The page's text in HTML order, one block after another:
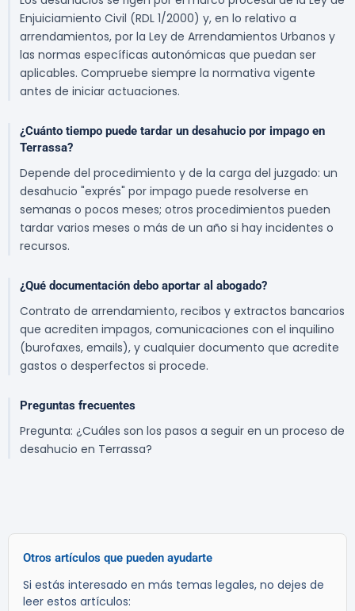
Enjuiciamiento Civil (RDL 1/2000) y, en lo relativo a
arrendamientos, por la Ley de Arrendamientos Urbanos y
las normas específicas autonómicas que puedan ser
aplicables. Compruebe siempre la normativa vigente
antes de iniciar actuaciones.
¿Cuánto tiempo puede tardar un desahucio por impago en
Terrassa?
Depende del procedimiento y de la carga del juzgado: un
desahucio "exprés" por impago puede resolverse en
semanas o pocos meses; otros procedimientos pueden
tardar varios meses o más de un año si hay incidentes o
recursos.
¿Qué documentación debo aportar al abogado?
Contrato de arrendamiento, recibos y extractos bancarios
que acrediten impagos, comunicaciones con el inquilino
(burofaxes, emails), y cualquier documento que acredite
gastos o desperfectos si procede.
Preguntas frecuentes
Pregunta: ¿Cuáles son los pasos a seguir en un proceso de
desahucio en Terrassa?
Otros artículos que pueden ayudarte
Si estás interesado en más temas legales, no dejes de
leer estos artículos: